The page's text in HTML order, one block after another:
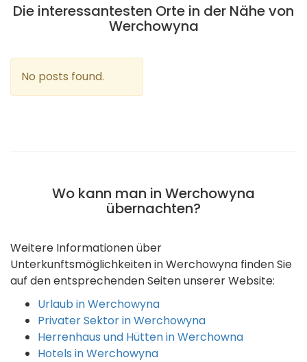
Die interessantesten Orte in der Nähe von
Werchowyna
No posts found.
Wo kann man in Werchowyna
übernachten?
Weitere Informationen über
Unterkunftsmöglichkeiten in Werchowyna finden Sie
auf den entsprechenden Seiten unserer Website:
Urlaub in Werchowyna
Privater Sektor in Werchowyna
Herrenhaus und Hütten in Werchowna
Hotels in Werchowyna